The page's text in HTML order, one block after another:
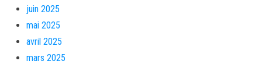
juin 2025
mai 2025
avril 2025
mars 2025